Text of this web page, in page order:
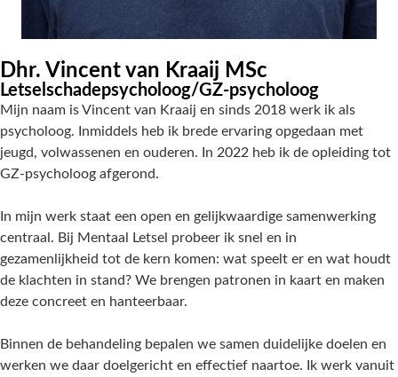
Dhr. Vincent van Kraaij MSc
Letselschadepsycholoog/GZ-psycholoog
Mijn naam is Vincent van Kraaij en sinds 2018 werk ik als
psycholoog. Inmiddels heb ik brede ervaring opgedaan met
jeugd, volwassenen en ouderen. In 2022 heb ik de opleiding tot
GZ-psycholoog afgerond.
In mijn werk staat een open en gelijkwaardige samenwerking
centraal. Bij Mentaal Letsel probeer ik snel en in
gezamenlijkheid tot de kern komen: wat speelt er en wat houdt
de klachten in stand? We brengen patronen in kaart en maken
deze concreet en hanteerbaar.
Binnen de behandeling bepalen we samen duidelijke doelen en
werken we daar doelgericht en effectief naartoe. Ik werk vanuit